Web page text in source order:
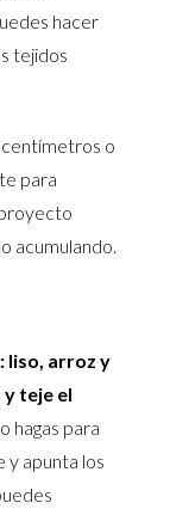
hacer
tejidos
o
para
acumulando.
liso, arroz y
teje el
hagas para
y apunta los